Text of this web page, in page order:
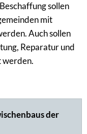
sollen
mit
Auch sollen
Reparatur und
werden.
der